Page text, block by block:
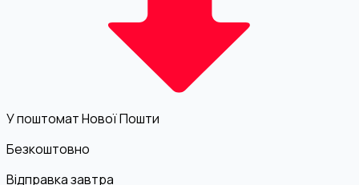
У поштомат Нової Пошти
Безкоштовно
Відправка завтра